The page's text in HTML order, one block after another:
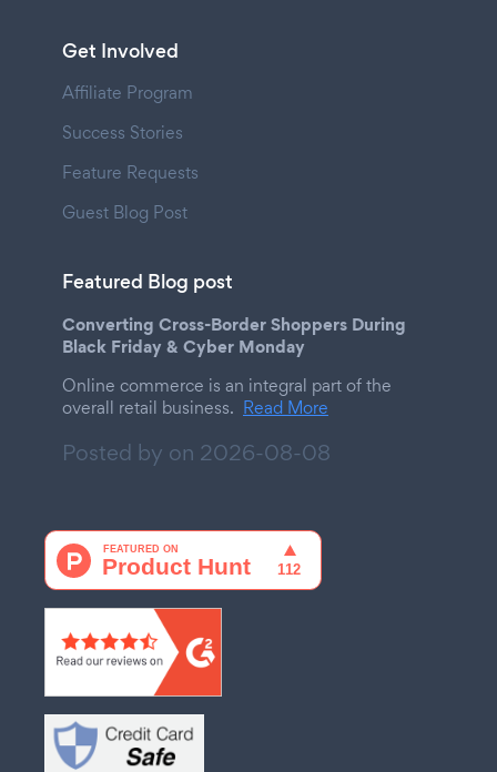
Get Involved
Affiliate Program
Success Stories
Feature Requests
Guest Blog Post
Featured Blog post
Converting Cross-Border Shoppers During
Black Friday & Cyber Monday
Online commerce is an integral part of the
overall retail business. Read More
Posted by on 2026-08-08